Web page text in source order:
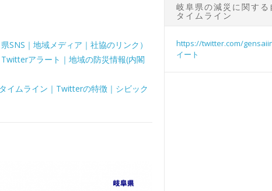
SNS｜地域メディア｜社協のリンク）
アラート｜地域の防災情報(内閣
イムライン｜Twitterの特徴｜シビック
岐阜県の減災に関す
タイムライン
https://twitter.com/
イート